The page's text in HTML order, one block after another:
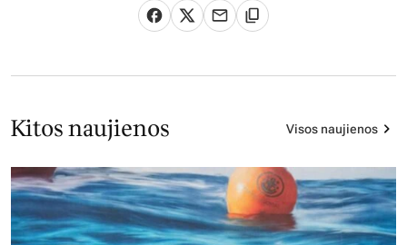
Kitos naujienos Visos naujienos